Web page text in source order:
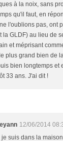
à la noix, sans
qu'il faut, en
l'oublions pas, ont
la GLDF) au lieu de
et méprisant
plus grand bien de
bien longtemps et
33 ans. J'ai dit !
12/06/2014
je suis dans la